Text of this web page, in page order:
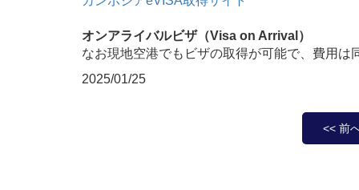
オンアライバルビザ（Visa on Arrival）
なお現地空港でもビザの取得が可能で、費用は
2025/01/25
<< 前